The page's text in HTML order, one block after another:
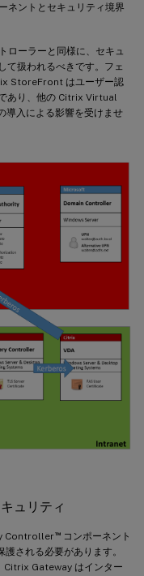
ネントとセキュリティ境界
ローラーと同様に、セキュ
て扱われるべきです。フェ
StoreFront はユーザー認
あり、他の Citrix Virtual
導入による影響を受けませ
ュリティ
Controller™コンポーネント
される必要があります。
Citrix Gateway はインター